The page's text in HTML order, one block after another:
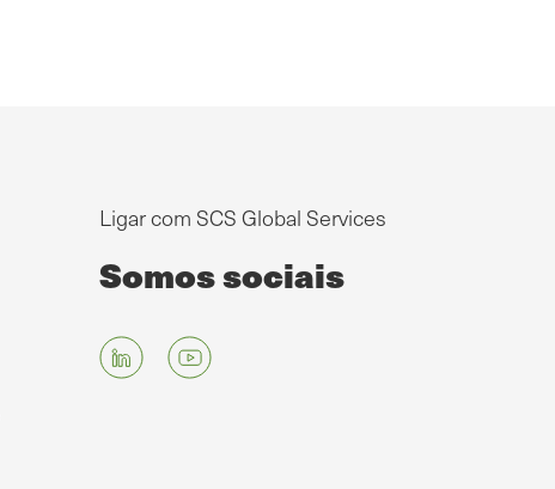
Ligar com SCS Global Services
Somos sociais